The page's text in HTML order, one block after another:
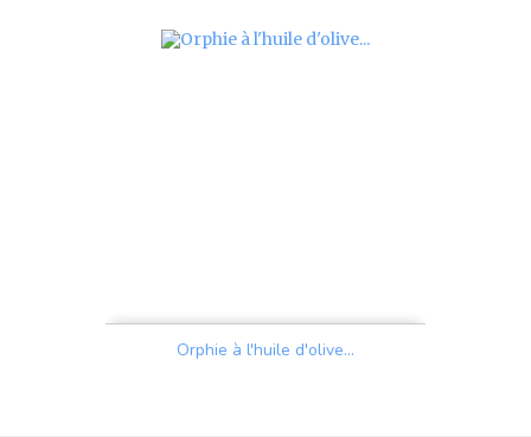
Orphie à l'huile d'olive...